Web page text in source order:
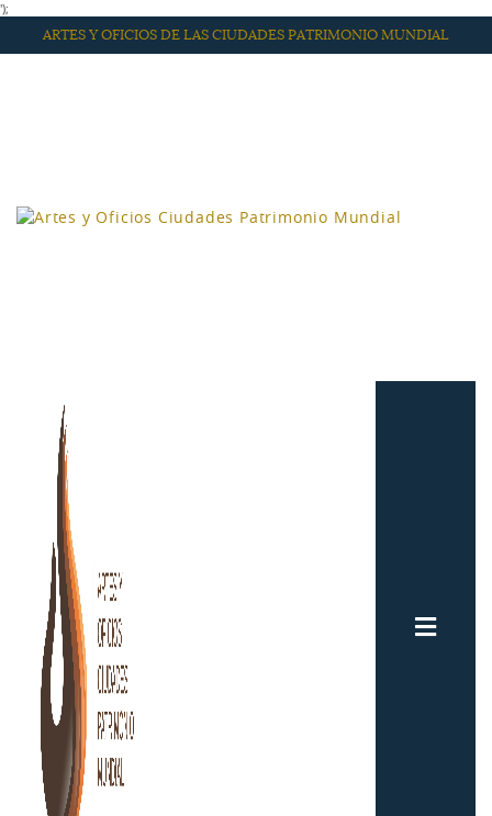
');
ARTES Y OFICIOS DE LAS CIUDADES PATRIMONIO MUNDIAL